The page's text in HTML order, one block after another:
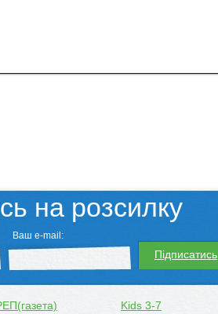
на розсилку
Ваш e-mail:
Підписатись
Kids 3-7